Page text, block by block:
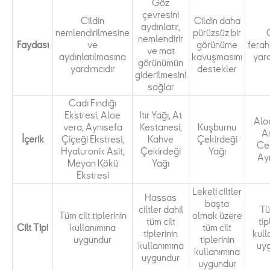
Faydası
Cildin
nemlendirilmesine
ve
aydınlatılmasına
yardımcıdır
Göz
çevresini
aydınlatır,
nemlendirir
ve mat
görünümün
giderilmesini
sağlar
Cildin daha
pürüzsüz bir
görünüme
kavuşmasını
destekler
İçerik
Cadı Fındığı
Ekstresi, Aloe
vera, Aynısefa
Çiçeği Ekstresi,
Hyaluronik Asit,
Meyan Kökü
Ekstresi
Itır Yağı, At
Kestanesi,
Kahve
Çekirdeği
Yağı
Kuşburnu
Çekirdeği
Yağı
Cilt Tipi
Tüm cilt tiplerinin
kullanımına
uygundur
Hassas
ciltler dahil
tüm cilt
tiplerinin
kullanımına
uygundur
Lekeli ciltler
başta
olmak üzere
tüm cilt
tiplerinin
kullanımına
uygundur